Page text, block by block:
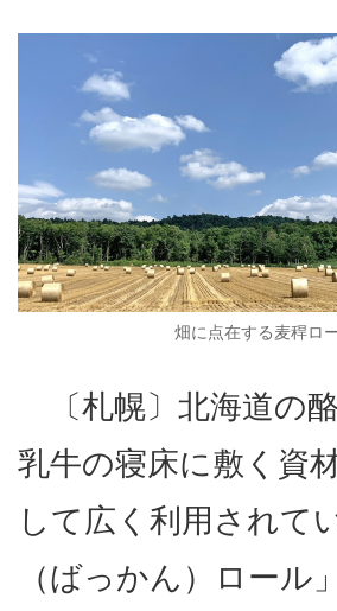
畑に点在する麦稈ロ
〔札幌〕北海道の酪
乳牛の寝床に敷く資
して広く利用されて
（ばっかん）ロール